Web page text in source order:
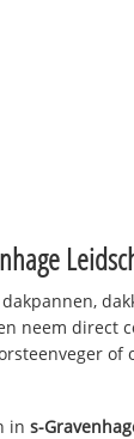
neem direct
of
in s-